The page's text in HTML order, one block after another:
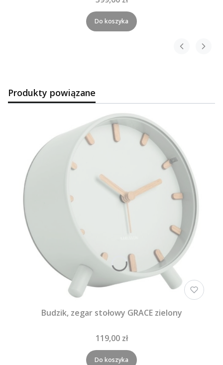
Do koszyka
Produkty powiązane
Budzik, zegar stołowy GRACE zielony
119,00 zł
Do koszyka